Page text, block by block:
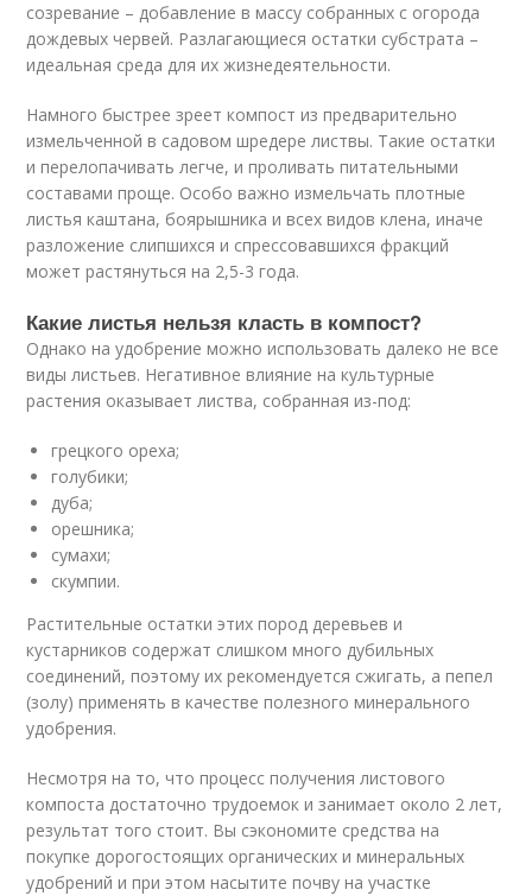
созревание – добавление в массу собранных с огорода
дождевых червей. Разлагающиеся остатки субстрата –
идеальная среда для их жизнедеятельности.
Намного быстрее зреет компост из предварительно
измельченной в садовом шредере листвы. Такие остатки
и перелопачивать легче, и проливать питательными
составами проще. Особо важно измельчать плотные
листья каштана, боярышника и всех видов клена, иначе
разложение слипшихся и спрессовавшихся фракций
может растянуться на 2,5-3 года.
Какие листья нельзя класть в компост?
Однако на удобрение можно использовать далеко не все
виды листьев. Негативное влияние на культурные
растения оказывает листва, собранная из-под:
грецкого ореха;
голубики;
дуба;
орешника;
сумахи;
скумпии.
Растительные остатки этих пород деревьев и
кустарников содержат слишком много дубильных
соединений, поэтому их рекомендуется сжигать, а пепел
(золу) применять в качестве полезного минерального
удобрения.
Несмотря на то, что процесс получения листового
компоста достаточно трудоемок и занимает около 2 лет,
результат того стоит. Вы сэкономите средства на
покупке дорогостоящих органических и минеральных
удобрений и при этом насытите почву на участке